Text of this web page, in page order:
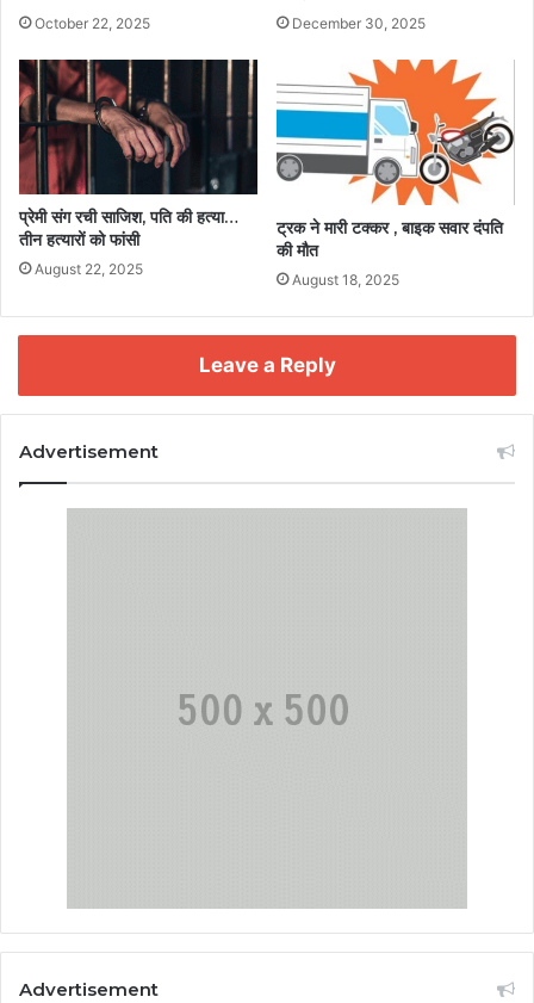
October 22, 2025 December 30, 2025
प्रेमी संग रची साजिश, पति की हत्या…
तीन हत्यारों को फांसी
August 22, 2025
ट्रक ने मारी टक्कर , बाइक सवार दंपति
की मौत
August 18, 2025
Leave a Reply
Advertisement
Advertisement